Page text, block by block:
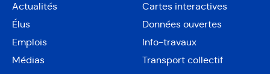
Actualités
Élus
Emplois
Médias
Cartes interactives
Ouvre
dans
une
nouvelle
Données ouvertes
Ouvre
dans
une
Info-travaux
Transport collectif